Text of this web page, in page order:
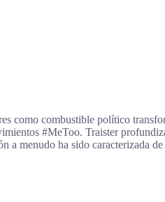
como combustible político
#MeToo. Traister
menudo ha sido caracterizada